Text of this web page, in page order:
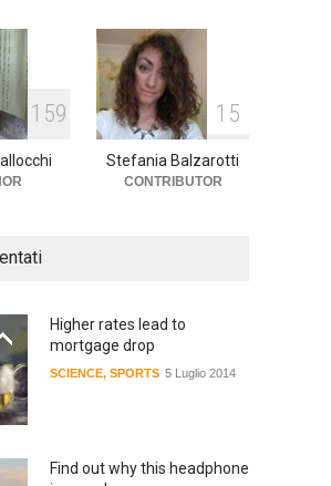
159 15
Stefania Balzarotti
CONTRIBUTOR
Higher rates lead to
mortgage drop
SCIENCE, SPORTS 5 Luglio 2014
Find out why this headphone